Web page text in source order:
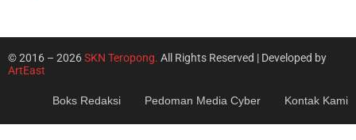
© 2016 – 2026SKN Teropong. All Rights Reserved | Developed by
ArtEast
Boks Redaksi Pedoman Media Cyber Kontak Kami